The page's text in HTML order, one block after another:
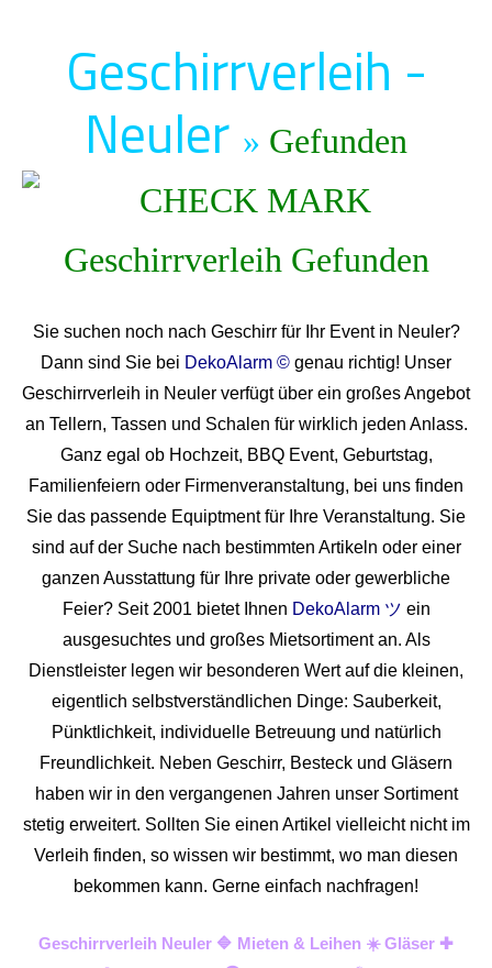
Geschirrverleih -
Neuler » Gefunden
Sie suchen noch nach Geschirr für Ihr Event in Neuler?
Dann sind Sie bei DekoAlarm © genau richtig! Unser
Geschirrverleih in Neuler verfügt über ein großes Angebot
an Tellern, Tassen und Schalen für wirklich jeden Anlass.
Ganz egal ob Hochzeit, BBQ Event, Geburtstag,
Familienfeiern oder Firmenveranstaltung, bei uns finden
Sie das passende Equiptment für Ihre Veranstaltung. Sie
sind auf der Suche nach bestimmten Artikeln oder einer
ganzen Ausstattung für Ihre private oder gewerbliche
Feier? Seit 2001 bietet Ihnen DekoAlarm ツ ein
ausgesuchtes und großes Mietsortiment an. Als
Dienstleister legen wir besonderen Wert auf die kleinen,
eigentlich selbstverständlichen Dinge: Sauberkeit,
Pünktlichkeit, individuelle Betreuung und natürlich
Freundlichkeit. Neben Geschirr, Besteck und Gläsern
haben wir in den vergangenen Jahren unser Sortiment
stetig erweitert. Sollten Sie einen Artikel vielleicht nicht im
Verleih finden, so wissen wir bestimmt, wo man diesen
bekommen kann. Gerne einfach nachfragen!
Geschirrverleih Neuler 🔷 Mieten & Leihen ☀️ Gläser ✚